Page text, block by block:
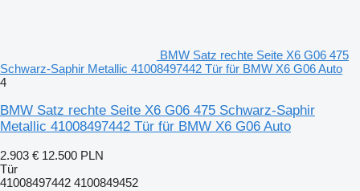
BMW Satz rechte Seite X6 G06 475
Schwarz-Saphir Metallic 41008497442 Tür für BMW X6 G06 Auto
4
BMW Satz rechte Seite X6 G06 475 Schwarz-Saphir
Metallic 41008497442 Tür für BMW X6 G06 Auto
2.903 € 12.500 PLN
Tür
41008497442 4100849452